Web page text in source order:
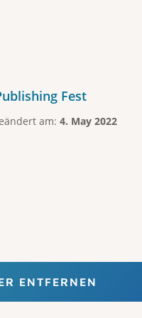
Fest
am: 4. May 2022
ENTFERNEN